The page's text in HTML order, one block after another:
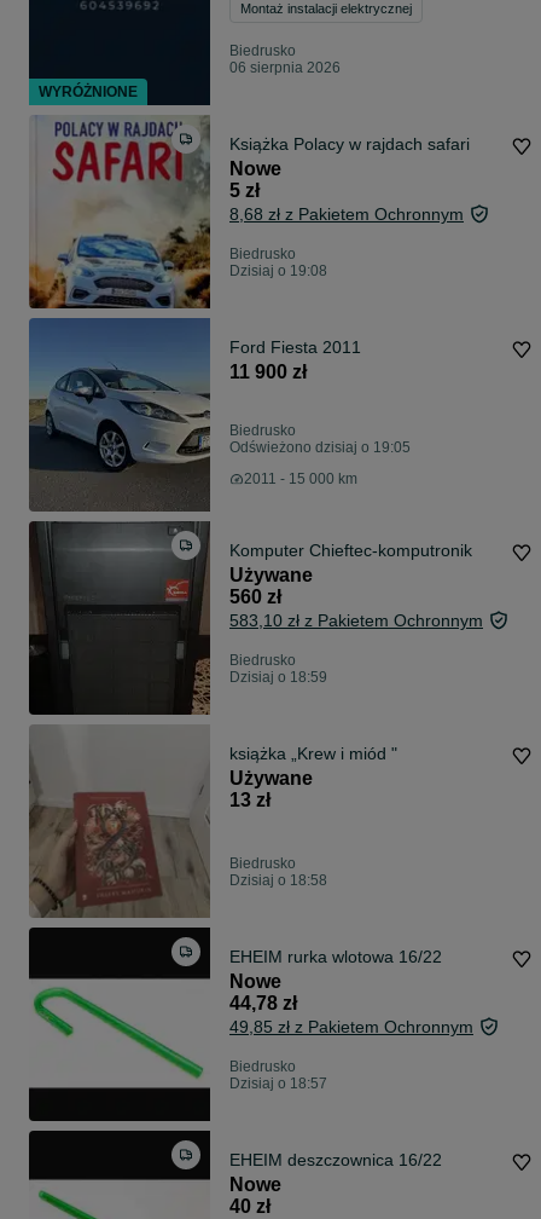
Montaż instalacji elektrycznej
Biedrusko
06 sierpnia 2026
Książka Polacy w rajdach safari
Nowe
5 zł
8,68 zł z Pakietem Ochronnym
Biedrusko
Dzisiaj o 19:08
Ford Fiesta 2011
11 900 zł
Biedrusko
Odświeżono dzisiaj o 19:05
2011 - 15 000 km
Komputer Chieftec-komputronik
Używane
560 zł
583,10 zł z Pakietem Ochronnym
Biedrusko
Dzisiaj o 18:59
książka „Krew i miód "
Używane
13 zł
Biedrusko
Dzisiaj o 18:58
EHEIM rurka wlotowa 16/22
Nowe
44,78 zł
49,85 zł z Pakietem Ochronnym
Biedrusko
Dzisiaj o 18:57
EHEIM deszczownica 16/22
Nowe
40 zł
WYRÓŻNIONE